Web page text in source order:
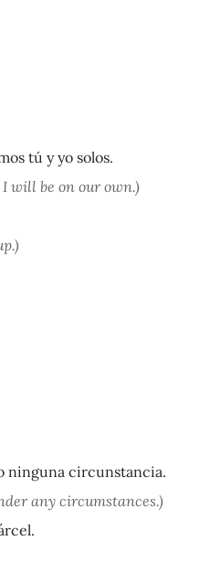
tú y yo solos.
will be on our own.)
ninguna circunstancia.
any circumstances.)